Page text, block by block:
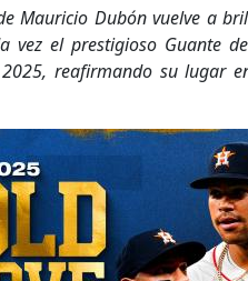
Mauricio Dubón vuelve a
vez el prestigioso Guante
reafirmando su lugar